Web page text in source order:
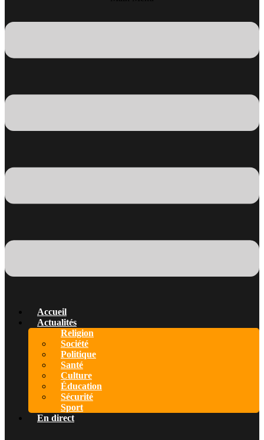
Accueil
Actualités
Religion
Société
Politique
Santé
Culture
Éducation
Sécurité
Sport
En direct